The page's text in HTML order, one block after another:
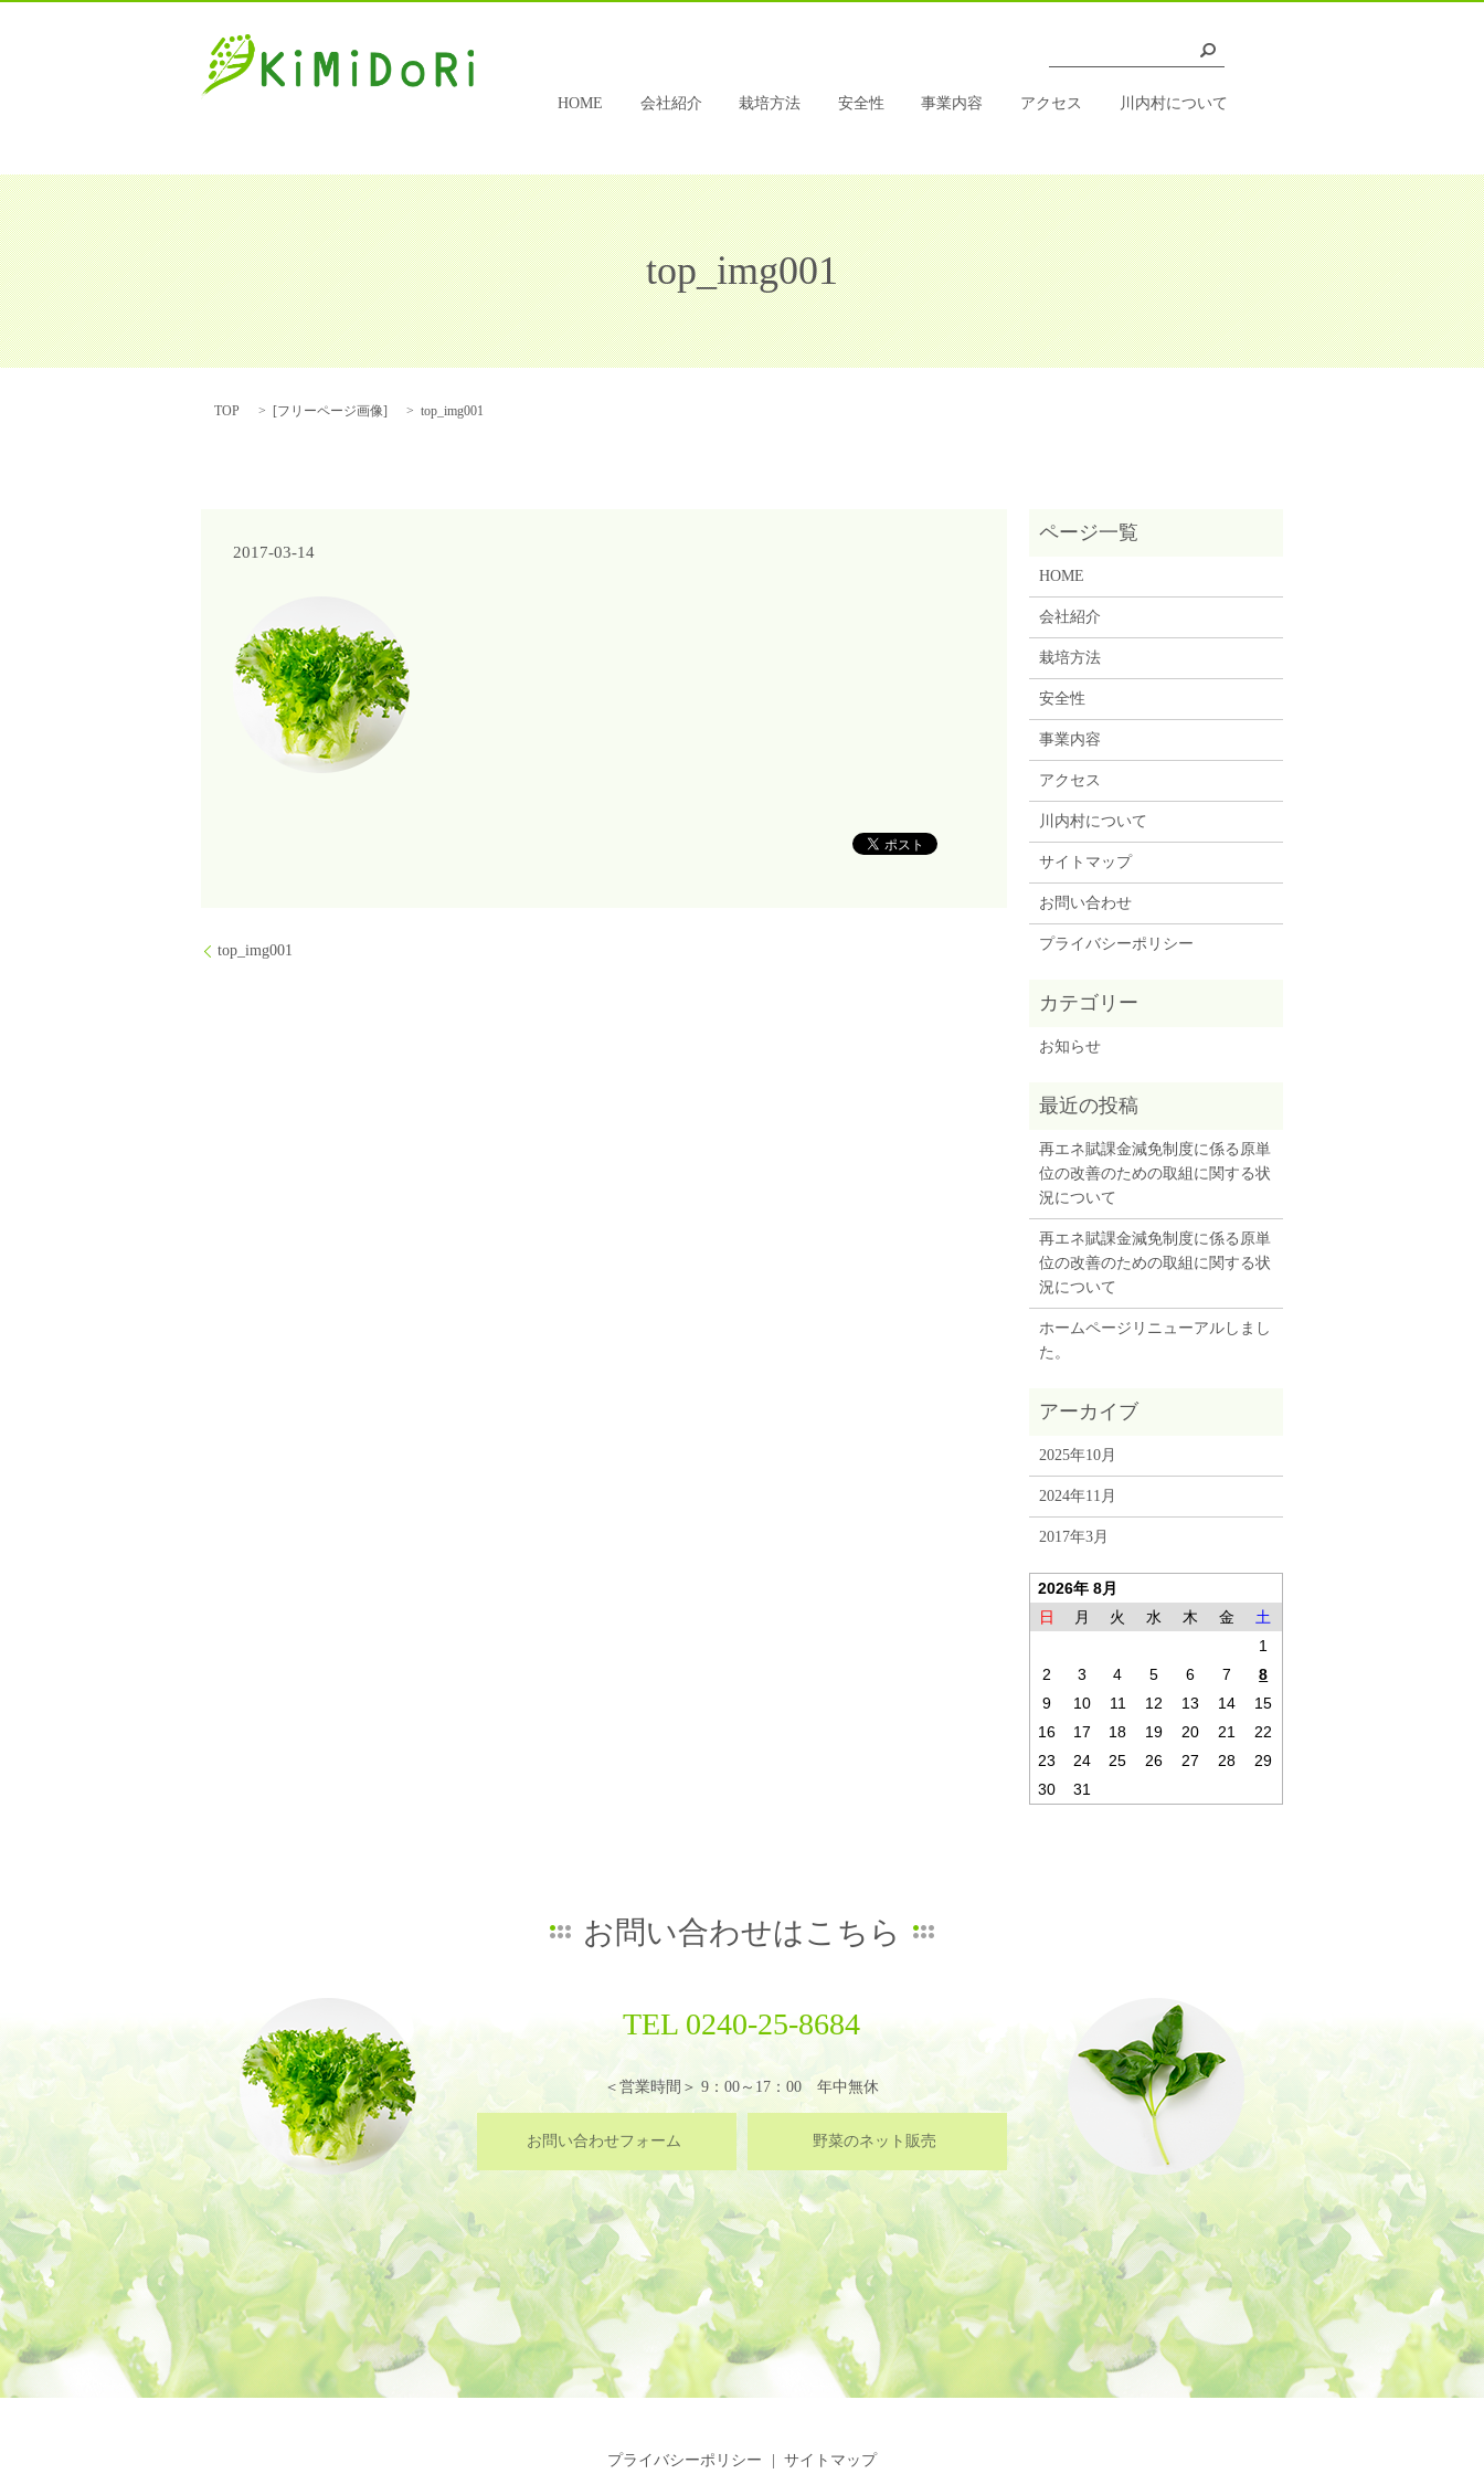
HOME 会社紹介 栽培方法 安全性 事業内容 アクセス 川内村について
top_img001
TOP [フリーページ画像] top_img001
2017-03-14
top_img001
HOME
会社紹介
栽培方法
安全性
事業内容
アクセス
川内村について
サイトマップ
お問い合わせ
プライバシーポリシー
お知らせ
再エネ賦課金減免制度に係る原単
位の改善のための取組に関する状
況について
再エネ賦課金減免制度に係る原単
位の改善のための取組に関する状
況について
ホームページリニューアルしまし
た。
2025年10月
2024年11月
2017年3月
2026年 8月
日
月 火 水 木 金
土
1
2
3 4 5 6 7
8
9
10 11 12 13 14
15
16
17 18 19 20 21
22
23
24 25 26 27 28
29
30
31
お問い合わせはこちら
TEL 0240-25-8684
＜営業時間＞ 9：00～17：00 年中無休
お問い合わせフォーム 野菜のネット販売
プライバシーポリシー サイトマップ